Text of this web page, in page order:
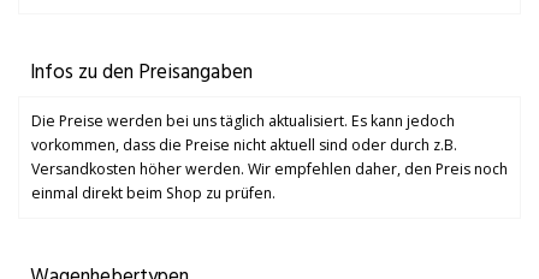
Infos zu den Preisangaben
Die Preise werden bei uns täglich aktualisiert. Es kann jedoch
vorkommen, dass die Preise nicht aktuell sind oder durch z.B.
Versandkosten höher werden. Wir empfehlen daher, den Preis noch
einmal direkt beim Shop zu prüfen.